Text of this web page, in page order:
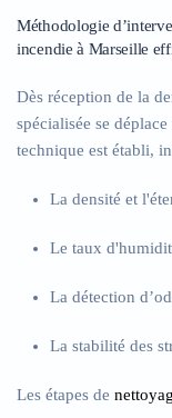
Méthodologie
incendie à Marseille
Dès réception de la
spécialisée se
technique est établi,
La densité et
Le taux
La détection
La stabilité des
Les étapes de